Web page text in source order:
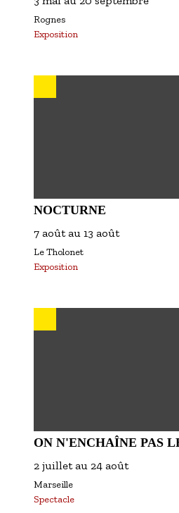
Rognes
Exposition
NOCTURNE
7 août au 13 août
Le Tholonet
Exposition
ON N'ENCHAÎNE PAS
2 juillet au 24 août
Marseille
Spectacle